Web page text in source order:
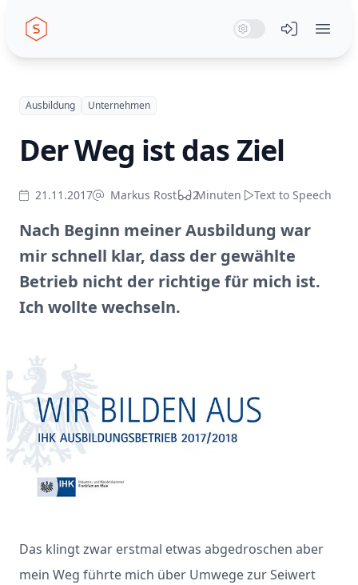
Seiwert GmbH System Mode
Light Mode
Dark Mode
Menü
Ausbildung Unternehmen
Der Weg ist das Ziel
21.11.2017 Markus Rost 2Minuten Text to Speech
Nach Beginn meiner Ausbildung war
mir schnell klar, dass der gewählte
Betrieb nicht der richtige für mich ist.
Ich wollte wechseln.
Das klingt zwar erstmal etwas abgedroschen aber
mein Weg führte mich über Umwege zur Seiwert